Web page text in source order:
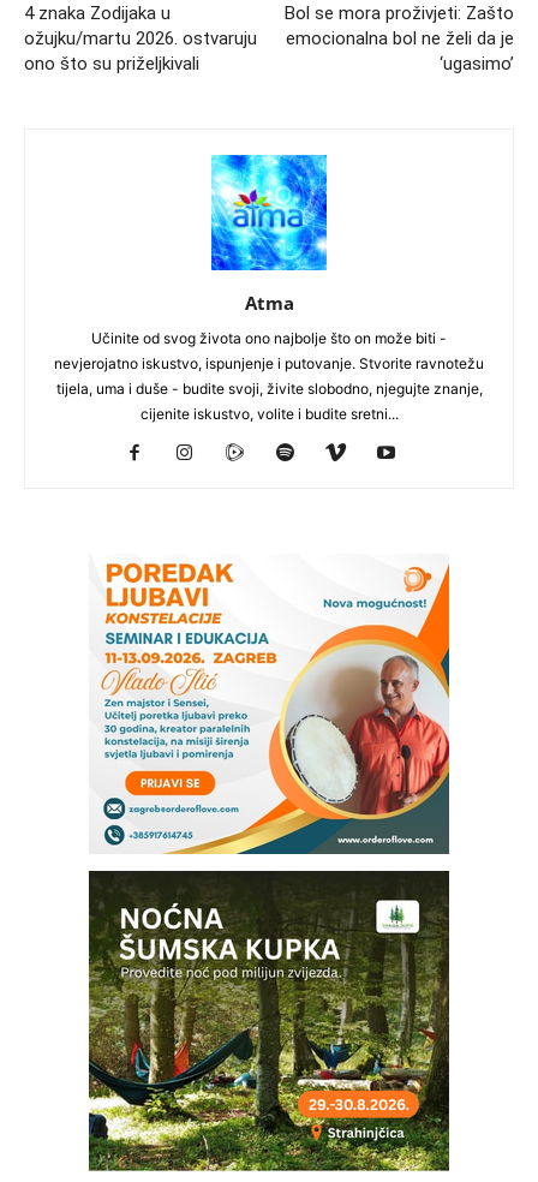
4 znaka Zodijaka u
ožujku/martu 2026. ostvaruju
ono što su priželjkivali
Bol se mora proživjeti: Zašto
emocionalna bol ne želi da je
‘ugasimo’
Atma
Učinite od svog života ono najbolje što on može biti -
nevjerojatno iskustvo, ispunjenje i putovanje. Stvorite ravnotežu
tijela, uma i duše - budite svoji, živite slobodno, njegujte znanje,
cijenite iskustvo, volite i budite sretni...